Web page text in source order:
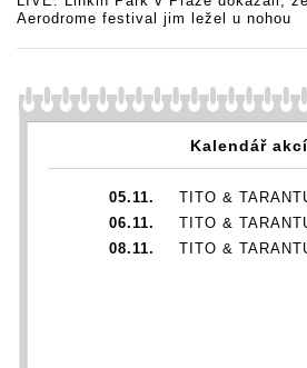
Aerodrome festival jim ležel u nohou
Kalendář akcí
05.11.
TITO &
06.11.
TITO &
08.11.
TITO &